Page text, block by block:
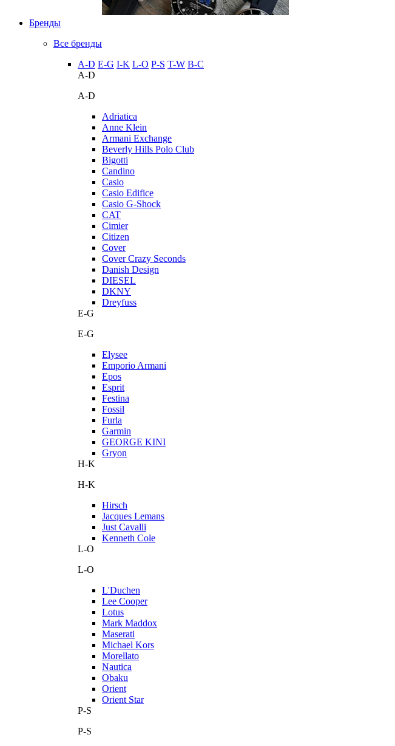
Бренды
Все бренды
A-D E-G I-K L-O P-S T-W В-С
A-D
A-D
Adriatica
Anne Klein
Armani Exchange
Beverly Hills Polo Club
Bigotti
Candino
Casio
Casio Edifice
Casio G-Shock
CAT
Cimier
Citizen
Cover
Cover Crazy Seconds
Danish Design
DIESEL
DKNY
Dreyfuss
E-G
E-G
Elysee
Emporio Armani
Epos
Esprit
Festina
Fossil
Furla
Garmin
GEORGE KINI
Gryon
H-K
H-K
Hirsch
Jacques Lemans
Just Cavalli
Kenneth Cole
L-O
L-O
L'Duchen
Lee Cooper
Lotus
Mark Maddox
Maserati
Michael Kors
Morellato
Nautica
Obaku
Orient
Orient Star
P-S
P-S